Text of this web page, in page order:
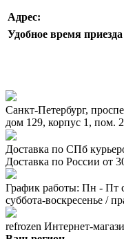
Адрес:
Удобное время
Санкт-Петербург,
дом 129, корпус 1, пом.
Доставка по СПб
Доставка по России от
График работы: Пн - Пт
суббота-воскресенье /
refrozen Интернет-